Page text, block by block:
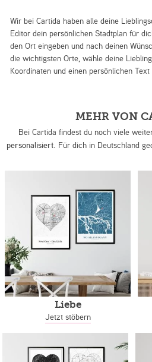
Wir bei Cartida haben alle deine
Editor dein persönlichen Stadtplan für
den Ort eingeben und nach deinen
die wichtigsten Orte, wähle deine
Koordinaten und einen persönlichen Text
MEHR VON
Bei Cartida findest du noch viele
personalisiert. Für dich in Deutschland
Liebe
Jetzt stöbern